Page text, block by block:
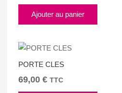
Ajouter au panier
PORTE CLES
69,00 € TTC